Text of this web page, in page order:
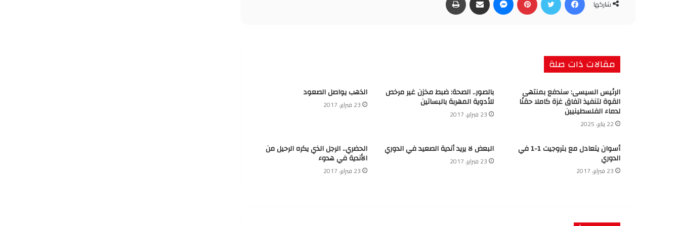
شاركها
مقالات ذات صلة
الرئيس السيسى: سندفع بمنتهى
القوة لتنفيذ اتفاق غزة كاملا حقنًا
لدماء الفلسطينيين
22 يناير، 2025
بالصور.. الصحة: ضبط مخزن غير مرخص
للأدوية المهربة بالبساتين
23 فبراير، 2017
الذهب يواصل الصعود
23 فبراير، 2017
أسوان يتعادل مع بتروجيت 1-1 في
الدوري
23 فبراير، 2017
البعض لا يريد أندية الصعيد في الدوري
23 فبراير، 2017
الحضري.. الرجل الذي يكره الرحيل من
الأندية في هدوء
23 فبراير، 2017